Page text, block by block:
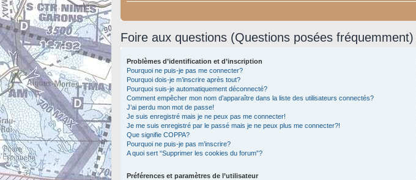
Foire aux questions (Questions posées fréquemment)
Problèmes d’identification et d’inscription
Pourquoi ne puis-je pas me connecter?
Pourquoi dois-je m’inscrire après tout?
Pourquoi suis-je automatiquement déconnecté?
Comment empêcher mon nom d’apparaître dans la liste des utilisateurs connectés?
J’ai perdu mon mot de passe!
Je suis enregistré mais je ne peux pas me connecter!
Je me suis enregistré par le passé mais je ne peux plus me connecter?!
Que signifie COPPA?
Pourquoi ne puis-je pas m’inscrire?
A quoi sert “Supprimer les cookies du forum”?
Préférences et paramètres de l’utilisateur